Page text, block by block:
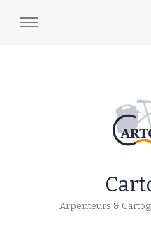
Arpenteurs &